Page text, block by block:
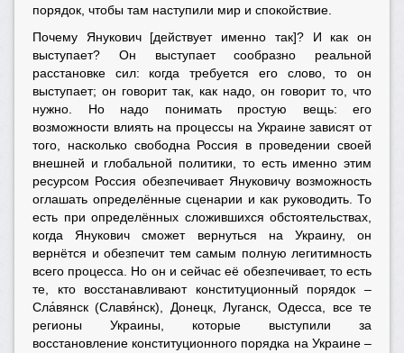
порядок, чтобы там наступили мир и спокойствие.
Почему Янукович [действует именно так]? И как он
выступает? Он выступает сообразно реальной
расстановке сил: когда требуется его слово, то он
выступает; он говорит так, как надо, он говорит то, что
нужно. Но надо понимать простую вещь: его
возможности влиять на процессы на Украине зависят от
того, насколько свободна Россия в проведении своей
внешней и глобальной политики, то есть именно этим
ресурсом Россия обезпечивает Януковичу возможность
оглашать определённые сценарии и как руководить. То
есть при определённых сложившихся обстоятельствах,
когда Янукович сможет вернуться на Украину, он
вернётся и обезпечит тем самым полную легитимность
всего процесса. Но он и сейчас её обезпечивает, то есть
те, кто восстанавливают конституционный порядок –
Сла́вянск (Славя́нск), Донецк, Луганск, Одесса, все те
регионы Украины, которые выступили за
восстановление конституционного порядка на Украине –